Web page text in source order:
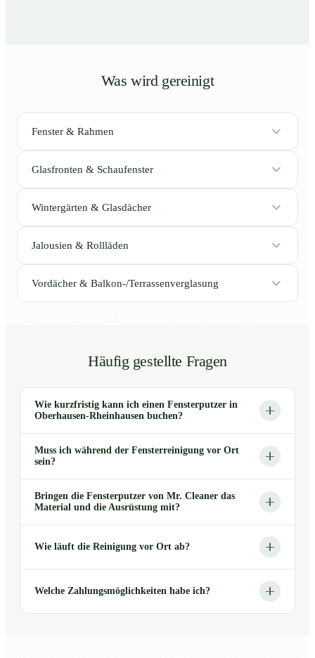
Was wird gereinigt
Fenster & Rahmen
Glasfronten & Schaufenster
Wintergärten & Glasdächer
Jalousien & Rollläden
Vordächer & Balkon-/Terrassenverglasung
Häufig gestellte Fragen
Wie kurzfristig kann ich einen Fensterputzer in
Oberhausen-Rheinhausen buchen?
Muss ich während der Fensterreinigung vor Ort
sein?
Bringen die Fensterputzer von Mr. Cleaner das
Material und die Ausrüstung mit?
Wie läuft die Reinigung vor Ort ab?
Welche Zahlungsmöglichkeiten habe ich?